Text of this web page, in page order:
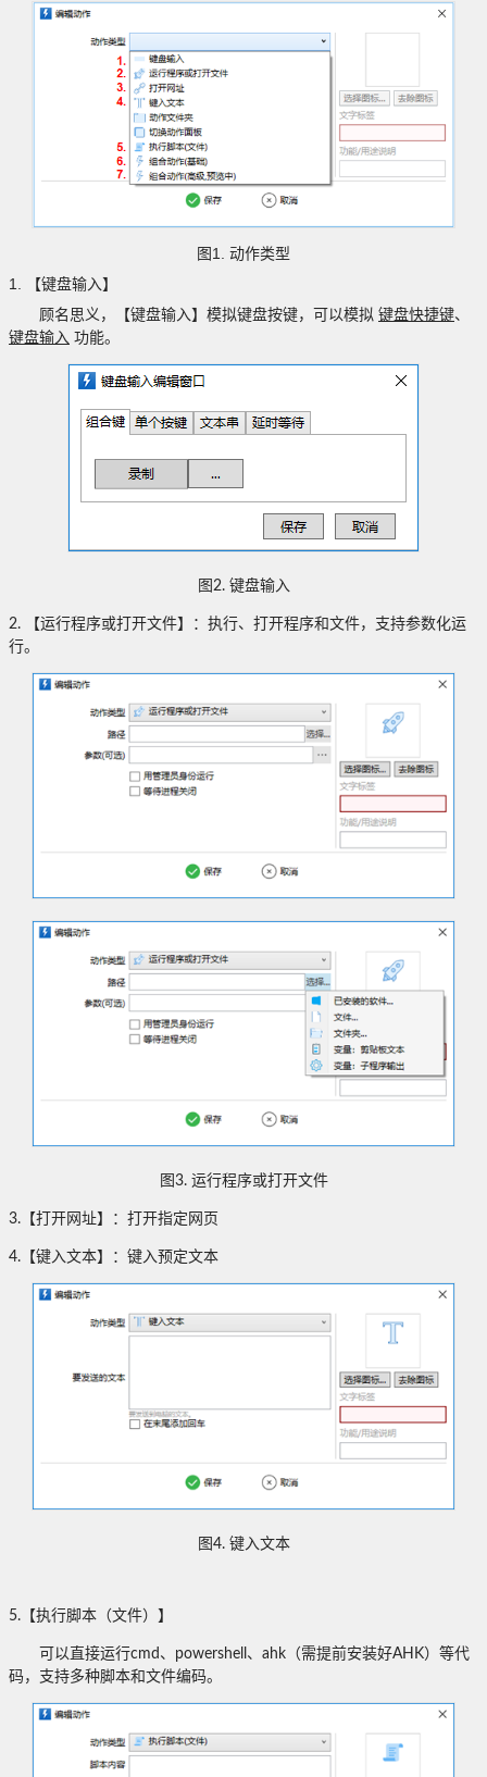
图 1. 动作类型
1.
【键盘输入】
顾名思义，【键盘输入】模拟键盘按键，可以模拟 键盘快捷键、
键盘输入 功能。
图2. 键盘输入
2.
【运行程序或打开文件】：执行、打开程序和文件，支持参数化运
行。
图3. 运行程序或打开文件
3. 【打开网址】：打开指定网页
4. 【键入文本】：键入预定文本
图4. 键入文本
5. 【执行脚本（文件）】
可以直接运行cmd 、 powershell 、 ahk （需提前安装好AHK）等代
码，支持多种脚本和文件编码。